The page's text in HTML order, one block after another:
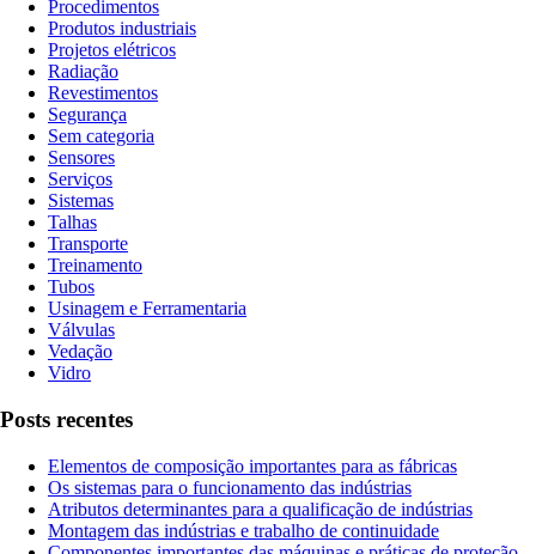
Procedimentos
Produtos industriais
Projetos elétricos
Radiação
Revestimentos
Segurança
Sem categoria
Sensores
Serviços
Sistemas
Talhas
Transporte
Treinamento
Tubos
Usinagem e Ferramentaria
Válvulas
Vedação
Vidro
Posts recentes
Elementos de composição importantes para as fábricas
Os sistemas para o funcionamento das indústrias
Atributos determinantes para a qualificação de indústrias
Montagem das indústrias e trabalho de continuidade